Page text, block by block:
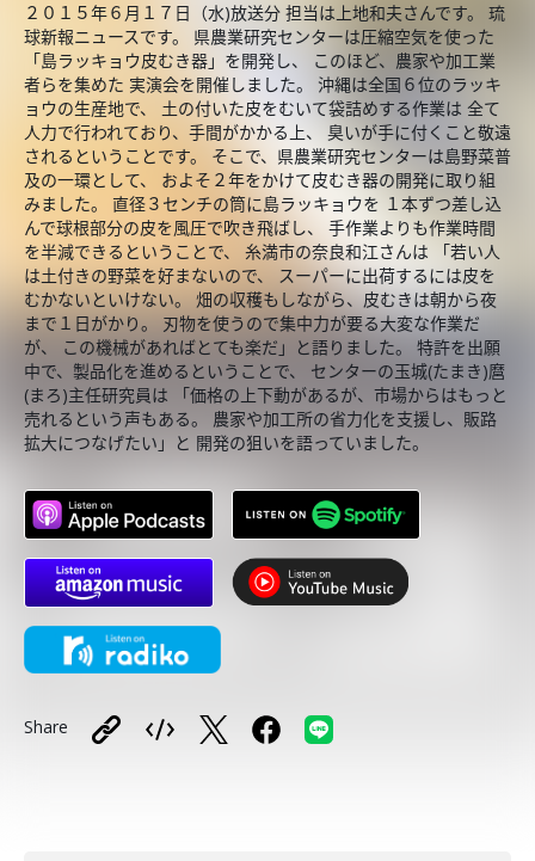
２０１５年６月１７日（水)放送分 担当は上地和夫さんです。 琉
球新報ニュースです。 県農業研究センターは圧縮空気を使った
「島ラッキョウ皮むき器」を開発し、 このほど、農家や加工業
者らを集めた 実演会を開催しました。 沖縄は全国６位のラッキ
ョウの生産地で、 土の付いた皮をむいて袋詰めする作業は 全て
人力で行われており、手間がかかる上、 臭いが手に付くこと敬遠
されるということです。 そこで、県農業研究センターは島野菜普
及の一環として、 およそ２年をかけて皮むき器の開発に取り組
みました。 直径３センチの筒に島ラッキョウを １本ずつ差し込
んで球根部分の皮を風圧で吹き飛ばし、 手作業よりも作業時間
を半減できるということで、 糸満市の奈良和江さんは 「若い人
は土付きの野菜を好まないので、 スーパーに出荷するには皮を
むかないといけない。 畑の収穫もしながら、皮むきは朝から夜
まで１日がかり。 刃物を使うので集中力が要る大変な作業だ
が、 この機械があればとても楽だ」と語りました。 特許を出願
中で、製品化を進めるということで、 センターの玉城(たまき)麿
(まろ)主任研究員は 「価格の上下動があるが、市場からはもっと
売れるという声もある。 農家や加工所の省力化を支援し、販路
拡大につなげたい」と 開発の狙いを語っていました。
Share